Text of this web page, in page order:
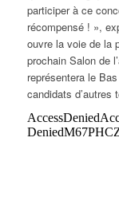
participer à ce
récompensé ! »,
ouvre la voie de la
prochain Salon de
représentera le
candidats d’autres